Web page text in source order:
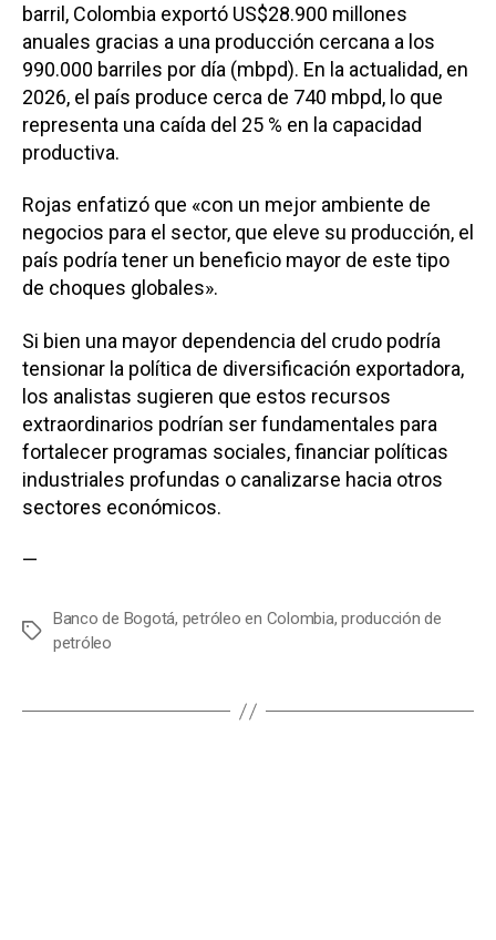
barril, Colombia exportó US$28.900 millones
anuales gracias a una producción cercana a los
990.000 barriles por día (mbpd). En la actualidad, en
2026, el país produce cerca de 740 mbpd, lo que
representa una caída del 25 % en la capacidad
productiva.
Rojas enfatizó que «con un mejor ambiente de
negocios para el sector, que eleve su producción, el
país podría tener un beneficio mayor de este tipo
de choques globales».
Si bien una mayor dependencia del crudo podría
tensionar la política de diversificación exportadora,
los analistas sugieren que estos recursos
extraordinarios podrían ser fundamentales para
fortalecer programas sociales, financiar políticas
industriales profundas o canalizarse hacia otros
sectores económicos.
—
E
Banco de Bogotá, petróleo en Colombia,producción de
petróleo